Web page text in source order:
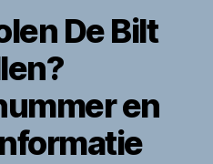
De Bilt
en